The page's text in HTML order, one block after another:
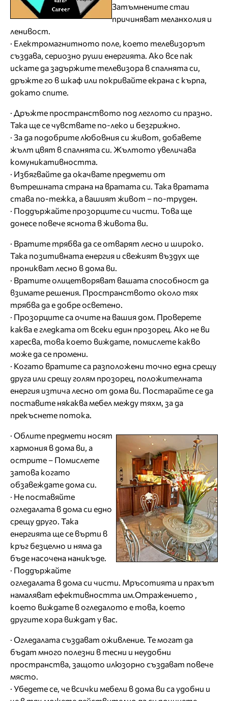
Затъмнените стаи
причиняват меланхолия и
ленивост.
· Електромагнитното поле, което телевизорът
създава, сериозно руши енергията. Ако все пак
искате да задържите телевизора в спалнята си,
дръжте го в шкаф или покривайте екрана с кърпа,
докато спите.
· Дръжте пространството под леглото си празно.
Така ще се чувствате по-леко и безгрижно.
· За да подобрите любовния си живот, добавете
жълт цвят в спалнята си. Жълтото увеличава
комуникативността.
· Избягвайте да окачвате предмети от
вътрешната страна на вратата си. Така вратата
става по-тежка, а вашият живот – по-труден.
· Поддържайте прозорците си чисти. Това ще
донесе повече яснота в живота ви.
· Вратите трябва да се отварят лесно и широко.
Така позитивната енергия и свежият въздух ще
проникват лесно в дома ви.
· Вратите олицетворяват вашата способност да
взимате решения. Пространството около тях
трябва да е добре осветено.
· Прозорците са очите на вашия дом. Проверете
каква е гледката от всеки един прозорец. Ако не ви
харесва, това което виждате, помислете какво
може да се промени.
· Когато вратите са разположени точно една срещу
друга или срещу голям прозорец, положителната
енергия изтича лесно от дома ви. Постарайте се да
поставите някаква мебел между тяхм, за да
прекъснете потока.
· Облите предмети носят
хармония в дома ви, а
острите – Помислете
затова когато
обзавеждате дома си.
· Не поставяйте
огледалата в дома си едно
срещу друго. Така
енергията ще се върти в
кръг безцелно и няма да
бъде насочена наникъде.
· Поддържайте
огледалата в дома си чисти. Мръсотията и прахът
намаляват ефективността им.Отражението ,
което виждате в огледалото е това, което
другите хора виждат у вас.
· Огледалата създават оживление. Те могат да
бъдат много полезни в тесни и неудобни
пространства, защото илюзорно създават повече
място.
· Убедете се, че всички мебели в дома ви са удобни и